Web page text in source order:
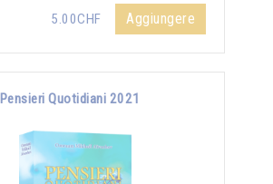
5.00CHF Aggiungere
Pensieri Quotidiani 2021